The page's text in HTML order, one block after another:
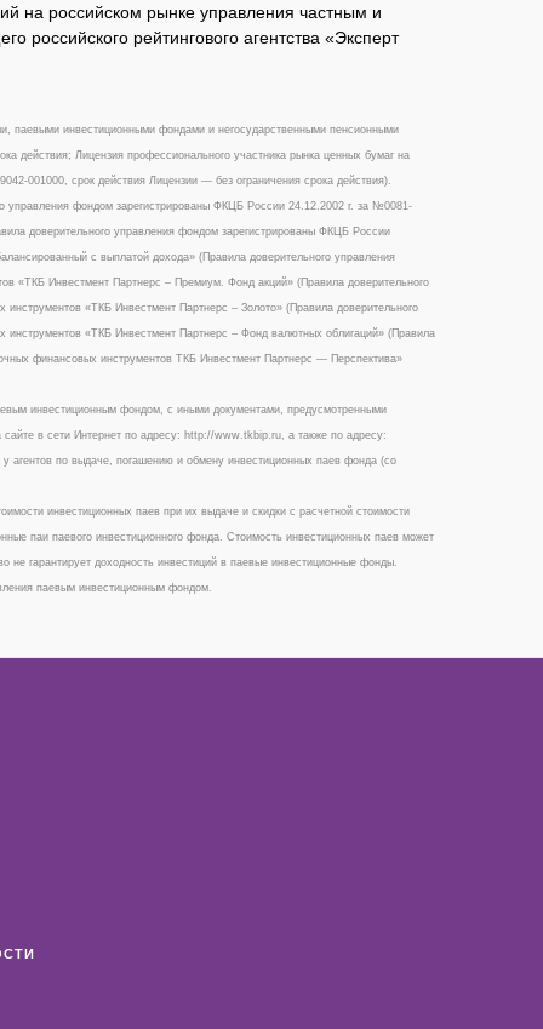
на российском рынке управления частным и
российского рейтингового агентства «Эксперт
паевыми инвестиционными фондами и негосударственными пенсионными
Лицензия профессионального участника рынка ценных бумаг на
001000, срок действия Лицензии — без ограничения срока действия).
фондом зарегистрированы ФКЦБ России 24.12.2002 г. за №0081-
доверительного управления фондом зарегистрированы ФКЦБ России
с выплатой дохода» (Правила доверительного управления
«ТКБ Инвестмент Партнерс – Премиум. Фонд акций» (Правила доверительного
«ТКБ Инвестмент Партнерс – Золото» (Правила доверительного
«ТКБ Инвестмент Партнерс – Фонд валютных облигаций» (Правила
финансовых инструментов ТКБ Инвестмент Партнерс — Перспектива»
инвестиционным фондом, с иными документами, предусмотренными
в сети Интернет по адресу: http://www.tkbip.ru, а также по адресу:
агентов по выдаче, погашению и обмену инвестиционных паев фонда (со
инвестиционных паев при их выдаче и скидки с расчетной стоимости
паи паевого инвестиционного фонда. Стоимость инвестиционных паев может
гарантирует доходность инвестиций в паевые инвестиционные фонды.
паевым инвестиционным фондом.